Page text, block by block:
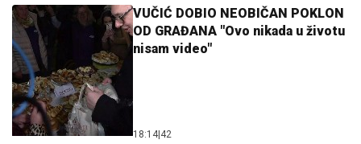
VUČIĆ DOBIO NEOBIČAN POKLON
OD GRAĐANA "Ovo nikada u životu
nisam video"
18:14|42